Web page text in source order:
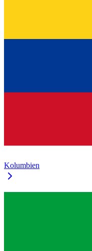
Kolumbien